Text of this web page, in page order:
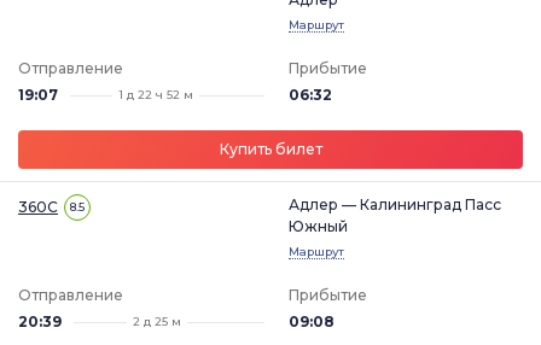
Маршрут
Отправление
19:07
1 д 22 ч 52 м
Прибытие
06:32
Купить билет
360С 8.5
Адлер — Калининград Пасс
Южный
Маршрут
Отправление
20:39
2 д 25 м
Прибытие
09:08